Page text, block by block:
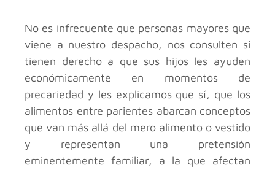
No es infrecuente que personas mayores que
viene a nuestro despacho, nos consulten si
tienen derecho a que sus hijos les ayuden
económicamente en momentos de
precariedad y les explicamos que sí, que los
alimentos entre parientes abarcan conceptos
que van más allá del mero alimento o vestido
y representan una pretensión
eminentemente familiar, a la que afectan